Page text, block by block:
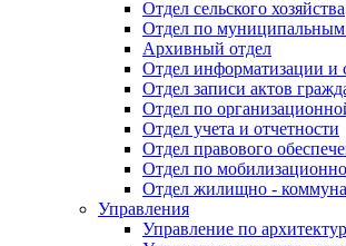
Отдел сельского хозяйства
Отдел по муниципальным
Архивный отдел
Отдел информатизации и
Отдел записи актов
Отдел по
Отдел учета и отчетности
Отдел правового
Отдел по
Отдел жилищно -
Управления
Управление по